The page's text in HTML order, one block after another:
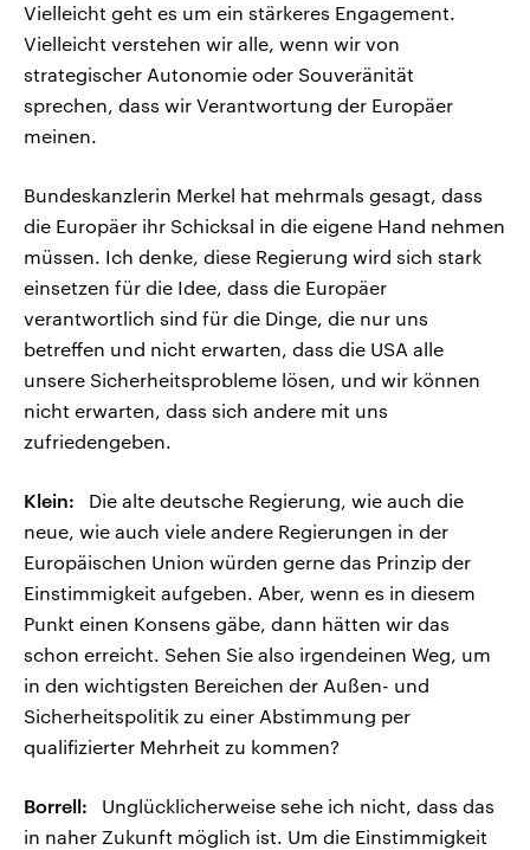
Vielleicht geht es um ein stärkeres Engagement.
Vielleicht verstehen wir alle, wenn wir von
strategischer Autonomie oder Souveränität
sprechen, dass wir Verantwortung der Europäer
meinen.
Bundeskanzlerin Merkel hat mehrmals gesagt, dass
die Europäer ihr Schicksal in die eigene Hand nehmen
müssen. Ich denke, diese Regierung wird sich stark
einsetzen für die Idee, dass die Europäer
verantwortlich sind für die Dinge, die nur uns
betreffen und nicht erwarten, dass die USA alle
unsere Sicherheitsprobleme lösen, und wir können
nicht erwarten, dass sich andere mit uns
zufriedengeben.
Klein: Die alte deutsche Regierung, wie auch die
neue, wie auch viele andere Regierungen in der
Europäischen Union würden gerne das Prinzip der
Einstimmigkeit aufgeben. Aber, wenn es in diesem
Punkt einen Konsens gäbe, dann hätten wir das
schon erreicht. Sehen Sie also irgendeinen Weg, um
in den wichtigsten Bereichen der Außen- und
Sicherheitspolitik zu einer Abstimmung per
qualifizierter Mehrheit zu kommen?
Borrell: Unglücklicherweise sehe ich nicht, dass das
in naher Zukunft möglich ist. Um die Einstimmigkeit